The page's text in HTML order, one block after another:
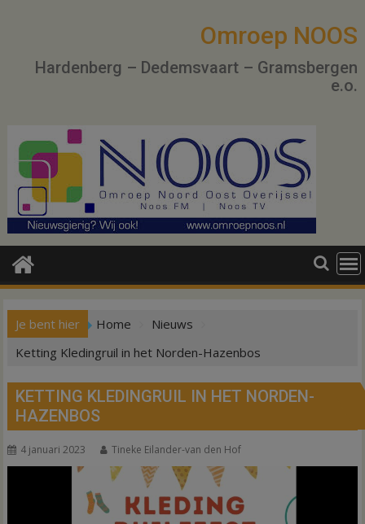
Omroep NOOS
Hardenberg – Dedemsvaart – Gramsbergen
e.o.
Je bent hier Home
Nieuws
Ketting Kledingruil in het Norden-Hazenbos
KETTING KLEDINGRUIL IN HET NORDEN-
HAZENBOS
4 januari 2023 Tineke Eilander-van den Hof